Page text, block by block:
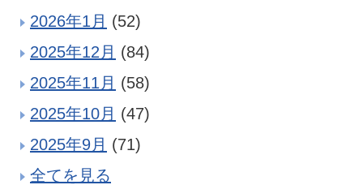
2026年1月 (52)
2025年12月 (84)
2025年11月 (58)
2025年10月 (47)
2025年9月 (71)
全てを見る